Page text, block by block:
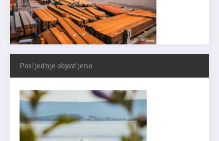
Posljednje objavljeno